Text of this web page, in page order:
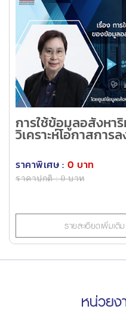
การใช้ข้อมูลอสังหา
วิเคราะห์โอกาสการ
ราคาพิเศษ : 0 บาท
ราคาปกติ : 0 บาท
รายละเอียดเพิ่มเติม
หน่วย